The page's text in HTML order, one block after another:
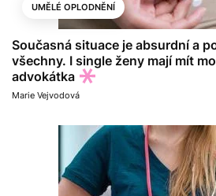
UMĚLÉ OPLODNĚNÍ
Současná situace je absurdní a
všechny. I single ženy mají mít
advokátka
Marie Vejvodová